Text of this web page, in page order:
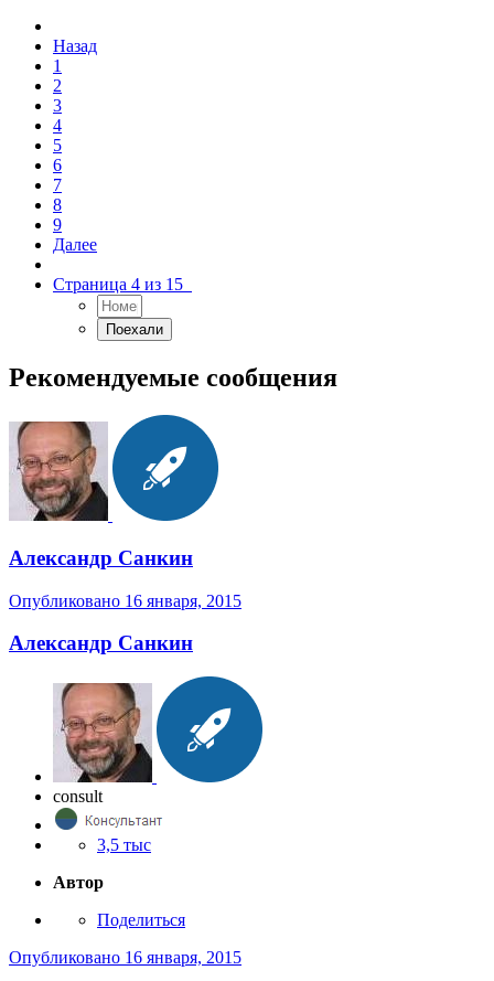
Назад
1
2
3
4
5
6
7
8
9
Далее
Страница 4 из 15
Рекомендуемые сообщения
Александр Санкин
Опубликовано 16 января, 2015
Александр Санкин
consult
3,5 тыс
Автор
Поделиться
Опубликовано 16 января, 2015